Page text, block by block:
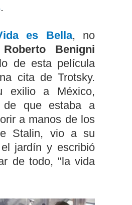
.
es Bella, no
Roberto Benigni
de esta película
cita de Trotsky.
exilio a México,
de que estaba a
a manos de los
Stalin, vio a su
jardín y escribió
de todo, "la vida